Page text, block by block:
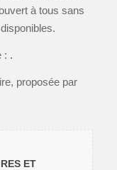
à tous sans
: .
proposée par
ET